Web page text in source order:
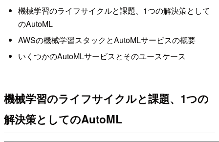
機械学習のライフサイクルと課題、1つの解決策として
のAutoML
AWSの機械学習スタックとAutoMLサービスの概要
いくつかのAutoMLサービスとそのユースケース
機械学習のライフサイクルと課題、1つの
解決策としてのAutoML